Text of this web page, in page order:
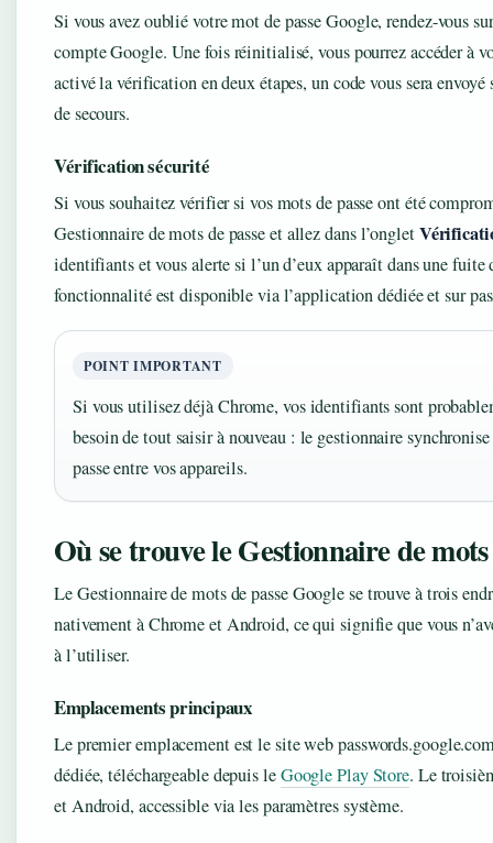
Si vous avez oublié votre mot de passe Google, rendez-vous
compte Google. Une fois réinitialisé, vous pourrez accéder à
activé la vérification en deux étapes, un code vous sera
de secours.
Vérification sécurité
Si vous souhaitez vérifier si vos mots de passe ont été
Gestionnaire de mots de passe et allez dans l’onglet
identifiants et vous alerte si l’un d’eux apparaît dans une fuite
fonctionnalité est disponible via l’application dédiée et sur
POINT IMPORTANT
Si vous utilisez déjà Chrome, vos identifiants sont
besoin de tout saisir à nouveau : le gestionnaire
passe entre vos appareils.
Où se trouve le Gestionnaire de mots
Le Gestionnaire de mots de passe Google se trouve à trois
nativement à Chrome et Android, ce qui signifie que vous
à l’utiliser.
Emplacements principaux
Le premier emplacement est le site web
dédiée, téléchargeable depuis leGoogle Play Store. Le
et Android, accessible via les paramètres système.